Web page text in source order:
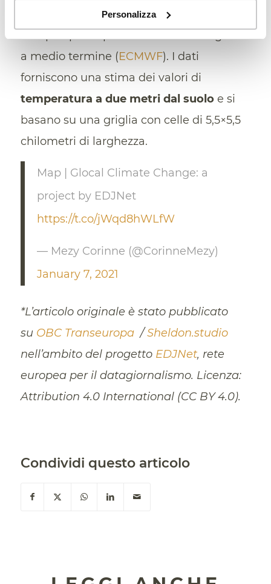
Personalizza
programma Copernicoe il Centro
a medio termine (ECMWF). I dati
forniscono una stima dei valori di
temperatura a due metri dal suoloe si
basano su una griglia con celle di 5,5×5,5
chilometri di larghezza.
Map | Glocal Climate Change: a
project by EDJNet
https://t.co/jWqd8hWLfW
— Mezy Corinne (@CorinneMezy)
January 7, 2021
*L’articolo originale è stato pubblicato
su OBC Transeuropa/Sheldon.studio
nell’ambito del progetto EDJNet, rete
europea per il datagiornalismo. Licenza:
Attribution 4.0 International (CC BY 4.0).
Condividi questo articolo